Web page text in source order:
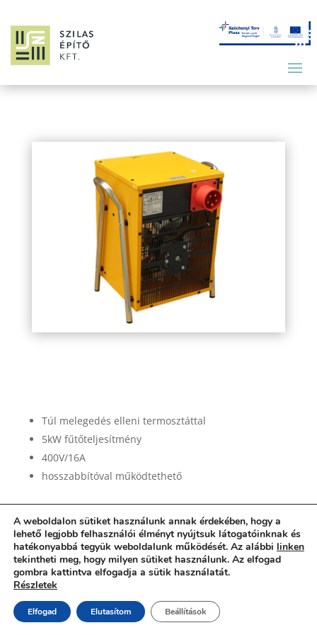
Túl melegedés elleni termosztáttal
5kW fűtőteljesítmény
400V/16A
hosszabbítóval működtethető
A weboldalon sütiket használunk annak érdekében, hogy a
lehető legjobb felhasználói élményt nyújtsuk látogatóinknak és
hatékonyabbá tegyük weboldalunk működését. Az alábbi linken
tekintheti meg, hogy milyen sütiket használunk. Az elfogad
gombra kattintva elfogadja a sütik használatát.
Részletek
Elfogad Elutasítom Beállítások